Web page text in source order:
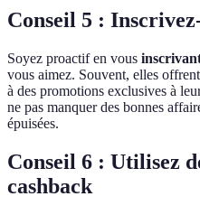
Conseil 5 :
Soyez proactif en vous
vous aimez. Souvent, elles
à des promotions exclusives à
ne pas manquer des bonnes
épuisées.
Conseil 6 : Utilisez
cashback